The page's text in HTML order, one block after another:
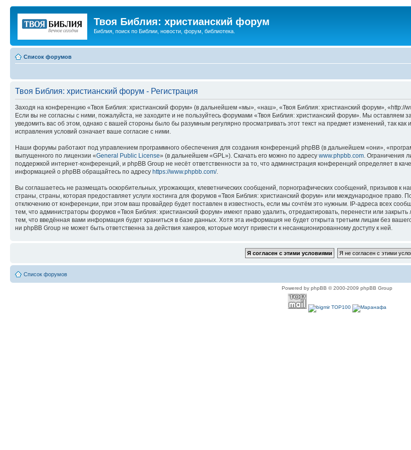
Твоя Библия: христианский форум
Библия, поиск по Библии, новости, форум, библиотека.
Список форумов
Твоя Библия: христианский форум - Регистрация
Заходя на конференцию «Твоя Библия: христианский форум» (в дальнейшем «мы», «наш», «Твоя Библия: христианский форум», «http://
Если вы не согласны с ними, пожалуйста, не заходите и не пользуйтесь форумами «Твоя Библия: христианский форум». Мы оставляем
уведомить вас об этом, однако с вашей стороны было бы разумным регулярно просматривать этот текст на предмет изменений, так
исправления условий означает ваше согласие с ними.
Наши форумы работают под управлением программного обеспечения для создания конференций phpBB (в дальнейшем «они»,
выпущенного по лицензии «General Public License» (в дальнейшем «GPL»). Скачать его можно по адресу www.phpbb.com . Ограничения
поддержкой интернет-конференций, и phpBB Group не несёт ответственности за то, что администрация конференций определяет в
информацией о phpBB обращайтесь по адресу https://www.phpbb.com/.
Вы соглашаетесь не размещать оскорбительных, угрожающих, клеветнических сообщений, порнографических сообщений, призывов к
страны, страны, которая предоставляет услуги хостинга для форумов «Твоя Библия: христианский форум» или международное
отключению от конференции, при этом ваш провайдер будет поставлен в известность, если мы сочтём это нужным. IP-адреса всех
тем, что администраторы форумов «Твоя Библия: христианский форум» имеют право удалить, отредактировать, перенести или
тем, что введённая вами информация будет храниться в базе данных. Хотя эта информация не будет открыта третьим лицам без
ни phpBB Group не может быть ответственна за действия хакеров, которые могут привести к несанкционированному доступу к ней.
Список форумов
Powered by phpBB © 2000-2009 phpBB Group